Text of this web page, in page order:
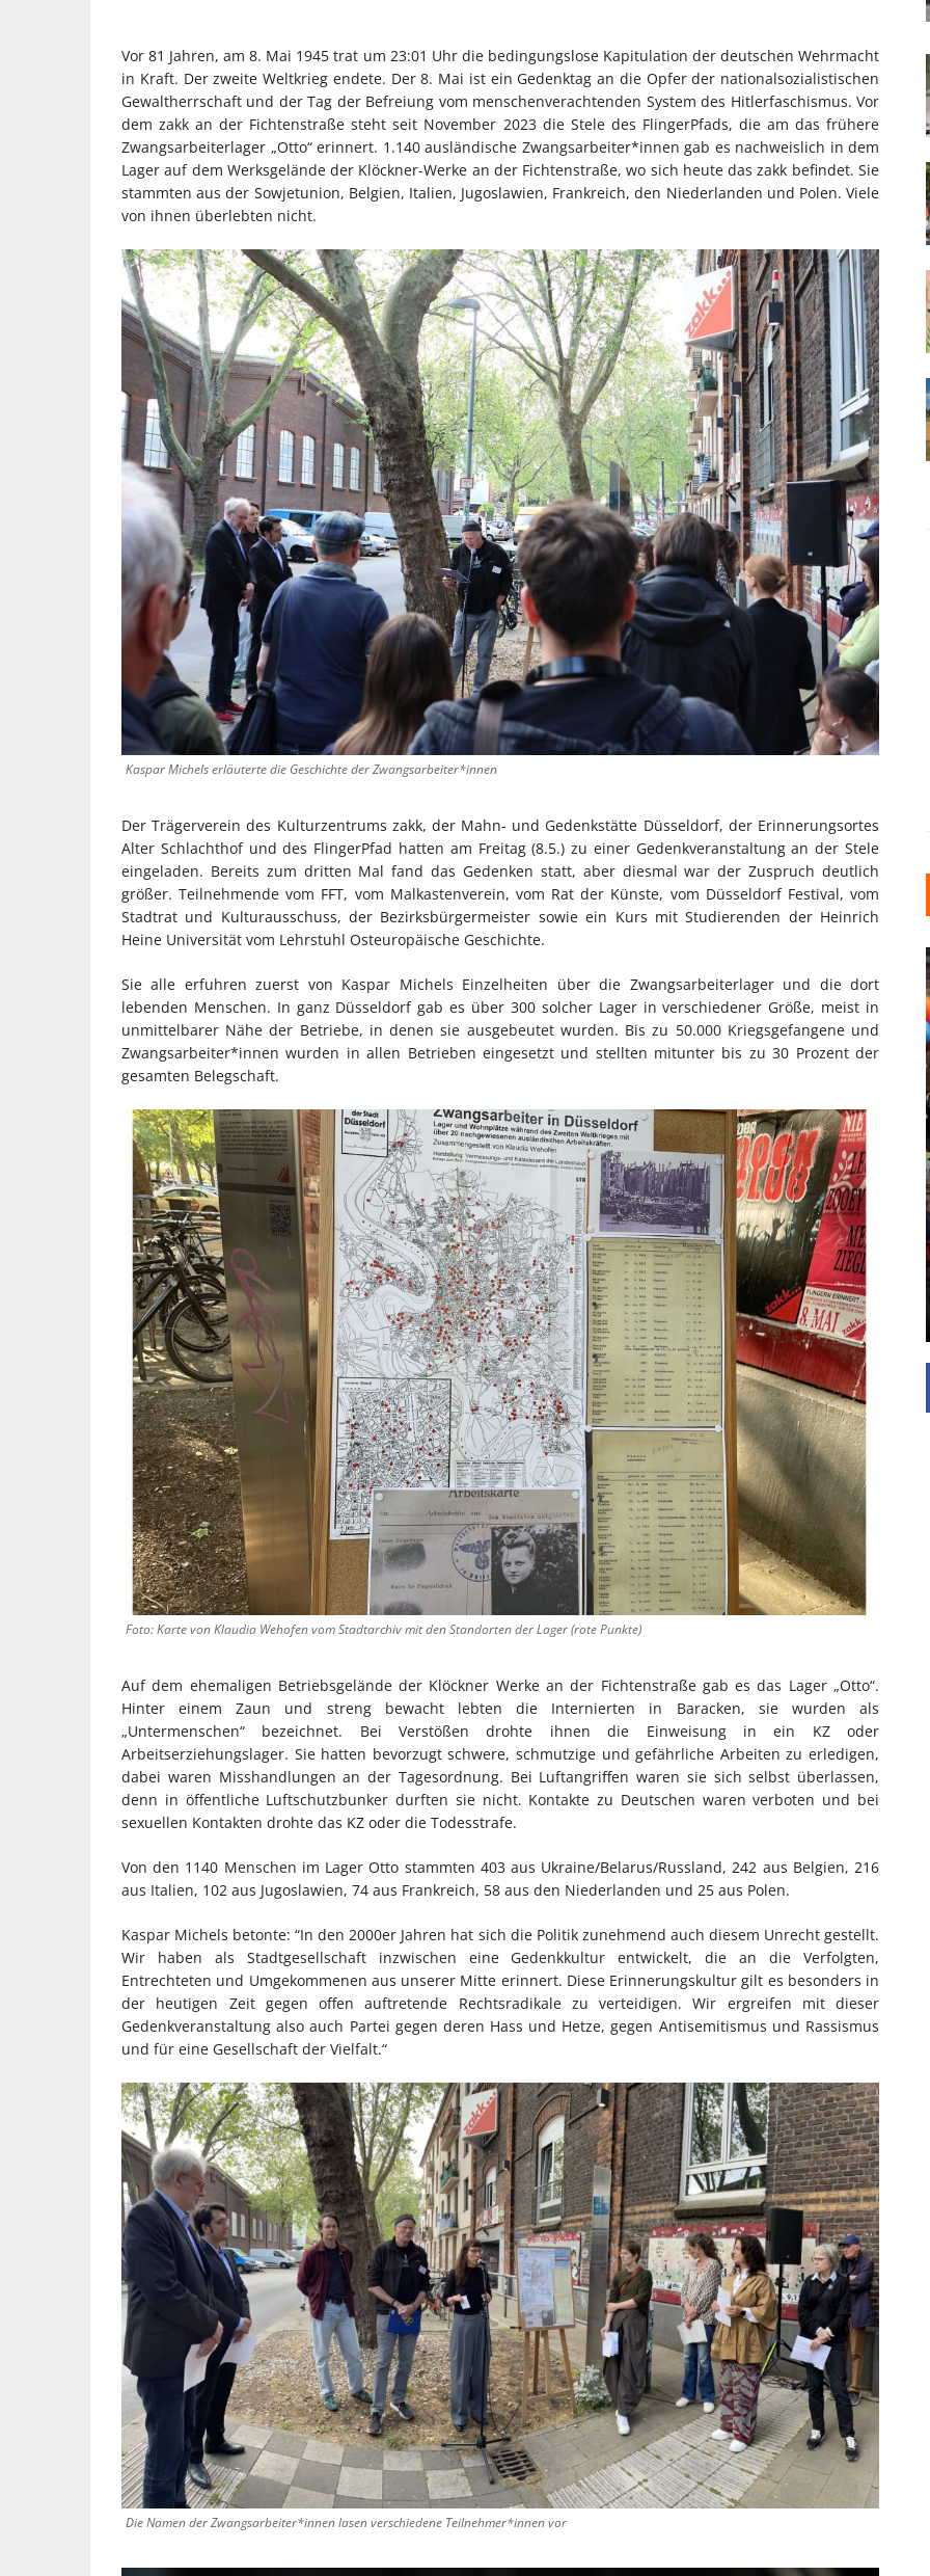
Vor 81 Jahren, am 8. Mai 1945 trat um 23:01 Uhr die bedingungslose Kapitulation der deutschen Wehrmacht
in Kraft. Der zweite Weltkrieg endete. Der 8. Mai ist ein Gedenktag an die Opfer der nationalsozialistischen
Gewaltherrschaft und der Tag der Befreiung vom menschenverachtenden System des Hitlerfaschismus. Vor
dem zakk an der Fichtenstraße steht seit November 2023 die Stele des FlingerPfads, die am das frühere
Zwangsarbeiterlager „Otto“ erinnert. 1.140 ausländische Zwangsarbeiter*innen gab es nachweislich in dem
Lager auf dem Werksgelände der Klöckner-Werke an der Fichtenstraße, wo sich heute das zakk befindet. Sie
stammten aus der Sowjetunion, Belgien, Italien, Jugoslawien, Frankreich, den Niederlanden und Polen. Viele
von ihnen überlebten nicht.
Kaspar Michels erläuterte die Geschichte der Zwangsarbeiter*innen
Der Trägerverein des Kulturzentrums zakk, der Mahn- und Gedenkstätte Düsseldorf, der Erinnerungsortes
Alter Schlachthof und des FlingerPfad hatten am Freitag (8.5.) zu einer Gedenkveranstaltung an der Stele
eingeladen. Bereits zum dritten Mal fand das Gedenken statt, aber diesmal war der Zuspruch deutlich
größer. Teilnehmende vom FFT, vom Malkastenverein, vom Rat der Künste, vom Düsseldorf Festival, vom
Stadtrat und Kulturausschuss, der Bezirksbürgermeister sowie ein Kurs mit Studierenden der Heinrich
Heine Universität vom Lehrstuhl Osteuropäische Geschichte.
Sie alle erfuhren zuerst von Kaspar Michels Einzelheiten über die Zwangsarbeiterlager und die dort
lebenden Menschen. In ganz Düsseldorf gab es über 300 solcher Lager in verschiedener Größe, meist in
unmittelbarer Nähe der Betriebe, in denen sie ausgebeutet wurden. Bis zu 50.000 Kriegsgefangene und
Zwangsarbeiter*innen wurden in allen Betrieben eingesetzt und stellten mitunter bis zu 30 Prozent der
gesamten Belegschaft.
Foto: Karte von Klaudia Wehofen vom Stadtarchiv mit den Standorten der Lager (rote Punkte)
Auf dem ehemaligen Betriebsgelände der Klöckner Werke an der Fichtenstraße gab es das Lager „Otto“.
Hinter einem Zaun und streng bewacht lebten die Internierten in Baracken, sie wurden als
„Untermenschen“ bezeichnet. Bei Verstößen drohte ihnen die Einweisung in ein KZ oder
Arbeitserziehungslager. Sie hatten bevorzugt schwere, schmutzige und gefährliche Arbeiten zu erledigen,
dabei waren Misshandlungen an der Tagesordnung. Bei Luftangriffen waren sie sich selbst überlassen,
denn in öffentliche Luftschutzbunker durften sie nicht. Kontakte zu Deutschen waren verboten und bei
sexuellen Kontakten drohte das KZ oder die Todesstrafe.
Von den 1140 Menschen im Lager Otto stammten 403 aus Ukraine/Belarus/Russland, 242 aus Belgien, 216
aus Italien, 102 aus Jugoslawien, 74 aus Frankreich, 58 aus den Niederlanden und 25 aus Polen.
Kaspar Michels betonte: “In den 2000er Jahren hat sich die Politik zunehmend auch diesem Unrecht gestellt.
Wir haben als Stadtgesellschaft inzwischen eine Gedenkkultur entwickelt, die an die Verfolgten,
Entrechteten und Umgekommenen aus unserer Mitte erinnert. Diese Erinnerungskultur gilt es besonders in
der heutigen Zeit gegen offen auftretende Rechtsradikale zu verteidigen. Wir ergreifen mit dieser
Gedenkveranstaltung also auch Partei gegen deren Hass und Hetze, gegen Antisemitismus und Rassismus
und für eine Gesellschaft der Vielfalt.“
Die Namen der Zwangsarbeiter*innen lasen verschiedene Teilnehmer*innen vor
KUNSTSTOFFFENSTER DEN
LOFT-STIL IN IHREM
EINFAMILIENHAUS
UNTERSTÜTZEN
Die Inspiration des industriellen Chics sind die
Werkshallen des Industriezeitalters. Die Basis für
diesen Stil sind große Räume, schlicht gehalten
mit rustikalen Elementen und großen
Fensterflächen. Wie so vieles wurde ...